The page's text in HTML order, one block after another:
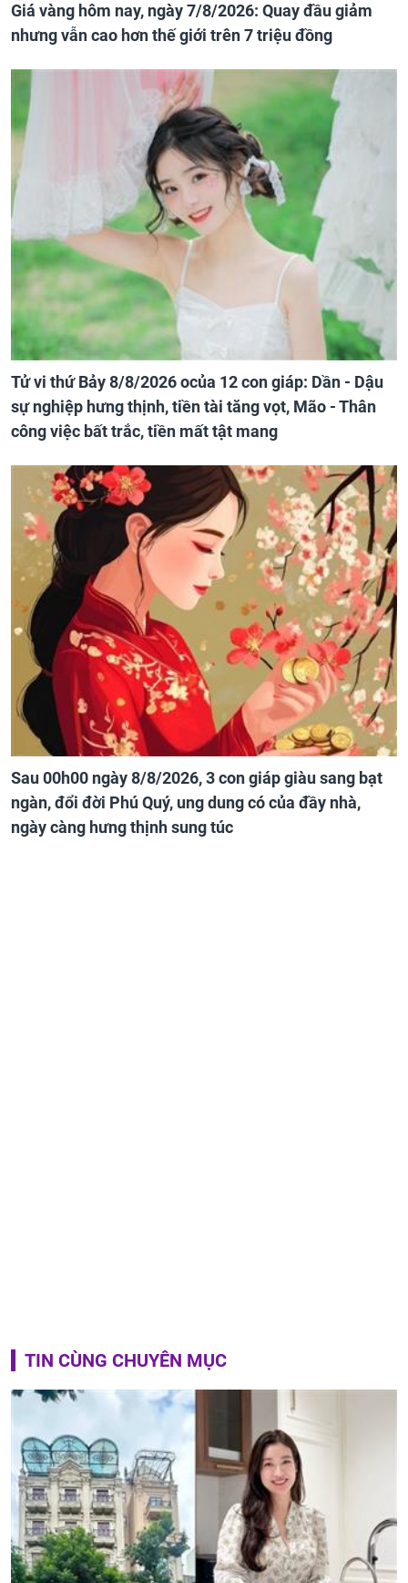
Giá vàng hôm nay, ngày 7/8/2026: Quay đầu giảm
nhưng vẫn cao hơn thế giới trên 7 triệu đồng
Tử vi thứ Bảy 8/8/2026 ocủa 12 con giáp: Dần - Dậu
sự nghiệp hưng thịnh, tiền tài tăng vọt, Mão - Thân
công việc bất trắc, tiền mất tật mang
Sau 00h00 ngày 8/8/2026, 3 con giáp giàu sang bạt
ngàn, đổi đời Phú Quý, ung dung có của đầy nhà,
ngày càng hưng thịnh sung túc
TIN CÙNG CHUYÊN MỤC